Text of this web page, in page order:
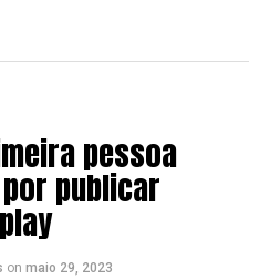
pessoa
publicar
on maio 29, 2023